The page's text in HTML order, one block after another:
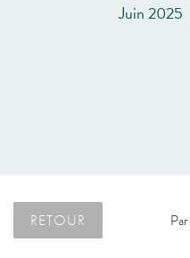
Juin 2025
RETOUR Par